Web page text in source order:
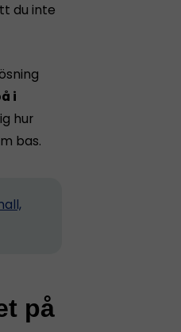
du inte
i
hur
bas.
på